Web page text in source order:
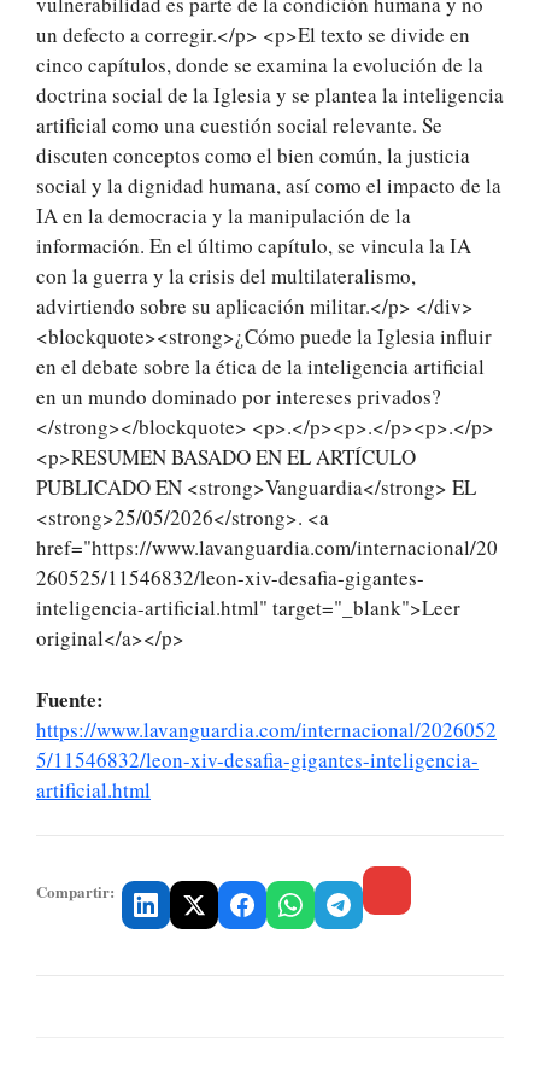
un defecto a corregir.</p> <p>El texto se divide en
cinco capítulos, donde se examina la evolución de la
doctrina social de la Iglesia y se plantea la inteligencia
artificial como una cuestión social relevante. Se
discuten conceptos como el bien común, la justicia
social y la dignidad humana, así como el impacto de la
IA en la democracia y la manipulación de la
información. En el último capítulo, se vincula la IA
con la guerra y la crisis del multilateralismo,
advirtiendo sobre su aplicación militar.</p> </div>
<blockquote><strong>¿Cómo puede la Iglesia influir
en el debate sobre la ética de la inteligencia artificial
en un mundo dominado por intereses privados?
</strong></blockquote> <p>.</p><p>.</p><p>.</p>
<p>RESUMEN BASADO EN EL ARTÍCULO
PUBLICADO EN <strong>Vanguardia</strong> EL
<strong>25/05/2026</strong>. <a
href="https://www.lavanguardia.com/internacional/20
260525/11546832/leon-xiv-desafia-gigantes-
inteligencia-artificial.html" target="_blank">Leer
original</a></p>
Fuente:
https://www.lavanguardia.com/internacional/2026052
5/11546832/leon-xiv-desafia-gigantes-inteligencia-
artificial.html
Compartir: